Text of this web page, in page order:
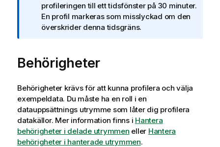
i
n
f
m
i
n
profileringen till ett tidsfönster på 30 minuter.
En profil markeras som misslyckad om den
överskrider denna tidsgräns.
Behörigheter
Behörigheter krävs för att kunna profilera och välja
exempeldata. Du måste ha en roll i en
datauppsättnings utrymme som låter dig profilera
datakällor. Mer information finns i Hantera
behörigheter i delade utrymmen eller Hantera
behörigheter i hanterade utrymmen.